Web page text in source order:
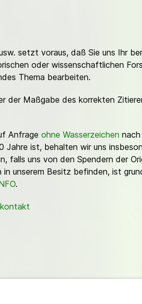
setzt voraus, daß Sie uns Ihr
oder wissenschaftlichen
Thema bearbeiten.
Maßgabe des korrekten
Anfrage ohne Wasserzeichen
ist, behalten wir uns
falls uns von den Spendern der
unserem Besitz befinden, ist
.